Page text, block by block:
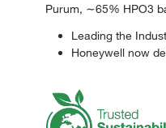
Purum, ∼65% HPO3
Leading the
Honeywell now